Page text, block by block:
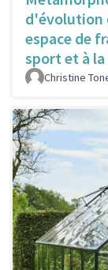
d'évolution
espace de
sport et à
Christine